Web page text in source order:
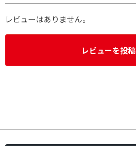
レビューはありません。
レビューを投稿